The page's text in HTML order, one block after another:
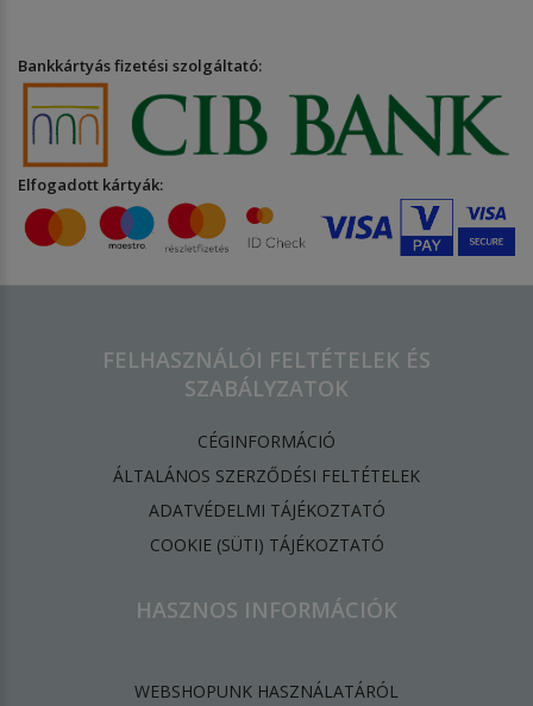
Bankkártyás fizetési szolgáltató:
Elfogadott kártyák:
FELHASZNÁLÓI FELTÉTELEK ÉS
SZABÁLYZATOK
CÉGINFORMÁCIÓ
ÁLTALÁNOS SZERZŐDÉSI FELTÉTELEK
ADATVÉDELMI TÁJÉKOZTATÓ
​COOKIE (SÜTI) TÁJÉKOZTATÓ
HASZNOS INFORMÁCIÓK
WEBSHOPUNK HASZNÁLATÁRÓL